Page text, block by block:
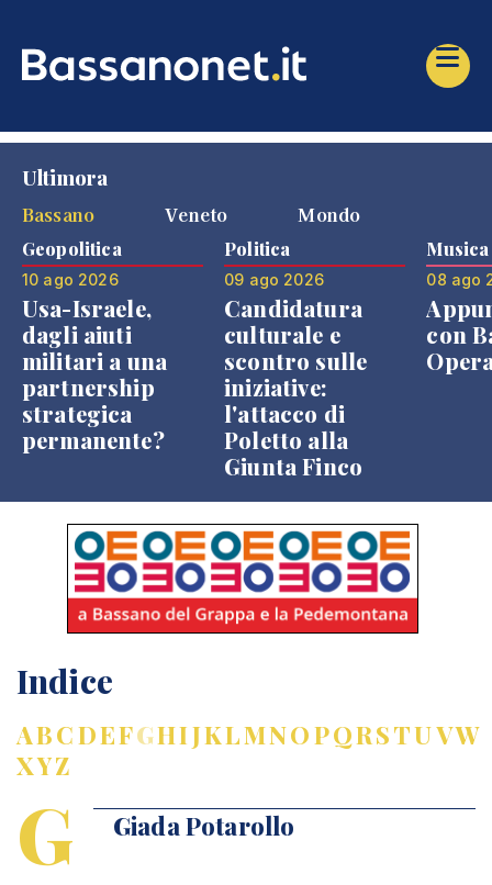
Ultimora
Bassano
Veneto Mondo
Geopolitica
10 ago 2026
Usa-Israele,
dagli aiuti
militari a una
partnership
strategica
permanente?
Politica
09 ago 2026
Candidatura
culturale e
scontro sulle
iniziative:
l'attacco di
Poletto alla
Giunta Finco
Musica
08 ago
con
Indice
ABCDEFGHIJKLMNOPQRSTUVW
XYZ
G Giada Potarollo